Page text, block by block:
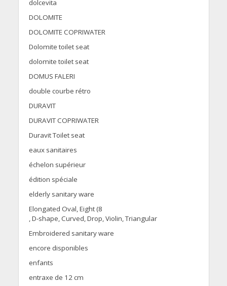
dolcevita
DOLOMITE
DOLOMITE COPRIWATER
Dolomite toilet seat
dolomite toilet seat
DOMUS FALERI
double courbe rétro
DURAVIT
DURAVIT COPRIWATER
Duravit Toilet seat
eaux sanitaires
échelon supérieur
édition spéciale
elderly sanitary ware
Elongated Oval, Eight (8
, D-shape, Curved, Drop, Violin, Triangular
Embroidered sanitary ware
encore disponibles
enfants
entraxe de 12 cm